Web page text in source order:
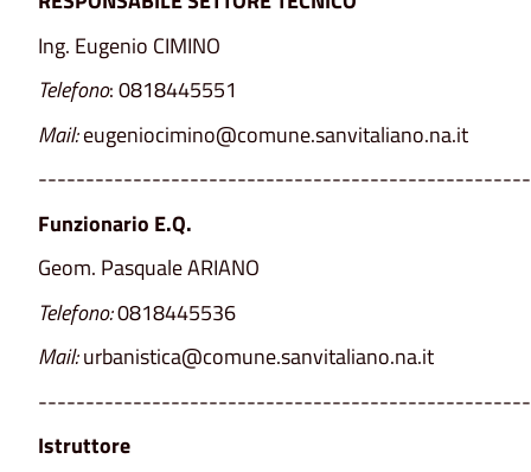
Ing. Eugenio CIMINO
Telefono: 0818445551
Mail:eugeniocimino@comune.sanvitaliano.na.it
Funzionario E.Q.
Geom. Pasquale ARIANO
Telefono:0818445536
Mail:urbanistica@comune.sanvitaliano.na.it
Istruttore